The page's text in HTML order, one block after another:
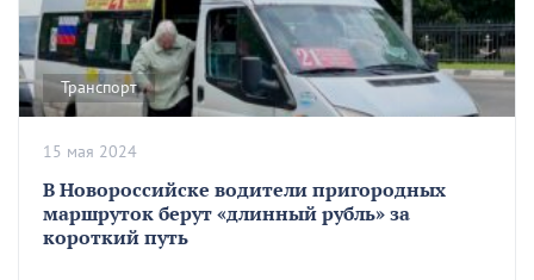
Транспорт
В Новороссийске водители пригородных
маршруток берут «длинный рубль» за
короткий путь
15 мая 2024